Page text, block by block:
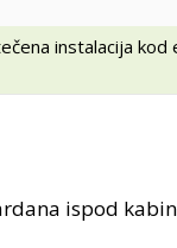
instalacija
ispod